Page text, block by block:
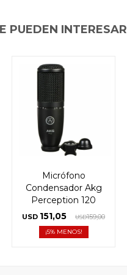
PUEDEN INTERESAR
Micrófono
Condensador Akg
Perception 120
USD 151,05 USD159,00
5